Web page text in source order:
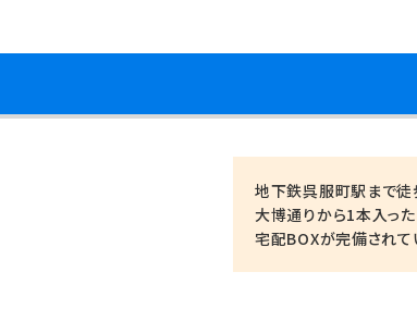
地下鉄呉服町駅まで徒
大博通りから1本入った
宅配BOXが完備されて